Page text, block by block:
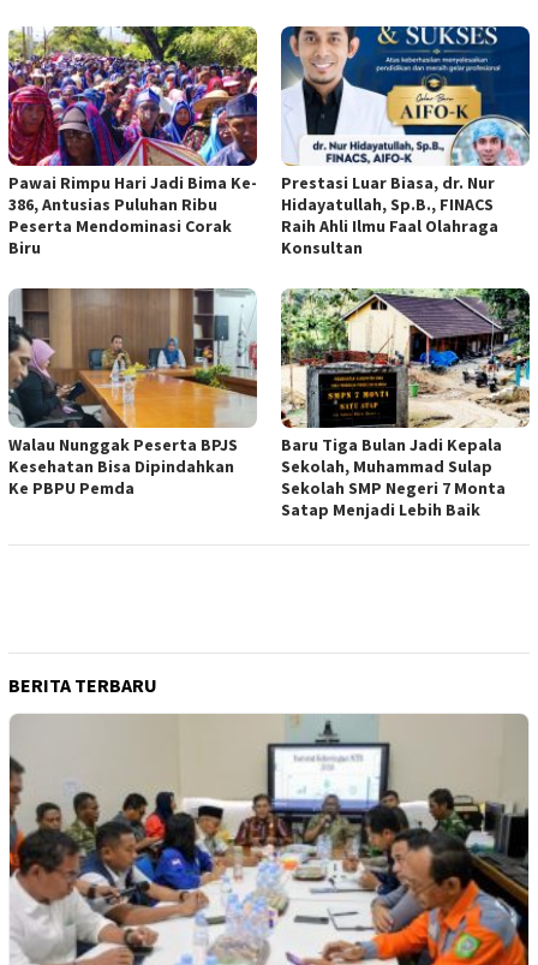
Pawai Rimpu Hari Jadi Bima Ke-
386, Antusias Puluhan Ribu
Peserta Mendominasi Corak
Biru
Prestasi Luar Biasa, dr. Nur
Hidayatullah, Sp.B., FINACS
Raih Ahli Ilmu Faal Olahraga
Konsultan
Walau Nunggak Peserta BPJS
Kesehatan Bisa Dipindahkan
Ke PBPU Pemda
Baru Tiga Bulan Jadi Kepala
Sekolah, Muhammad Sulap
Sekolah SMP Negeri 7 Monta
Satap Menjadi Lebih Baik
BERITA TERBARU